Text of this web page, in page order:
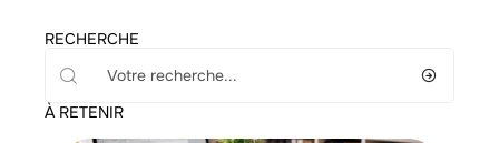
RECHERCHE
À RETENIR